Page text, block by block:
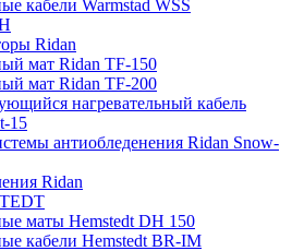
кабели Warmstad WSS
Ridan
мат Ridan TF-150
мат Ridan TF-200
нагревательный кабель
15
антиобледенения Ridan Snow-
Ridan
маты Hemstedt DH 150
кабели Hemstedt BR-IM